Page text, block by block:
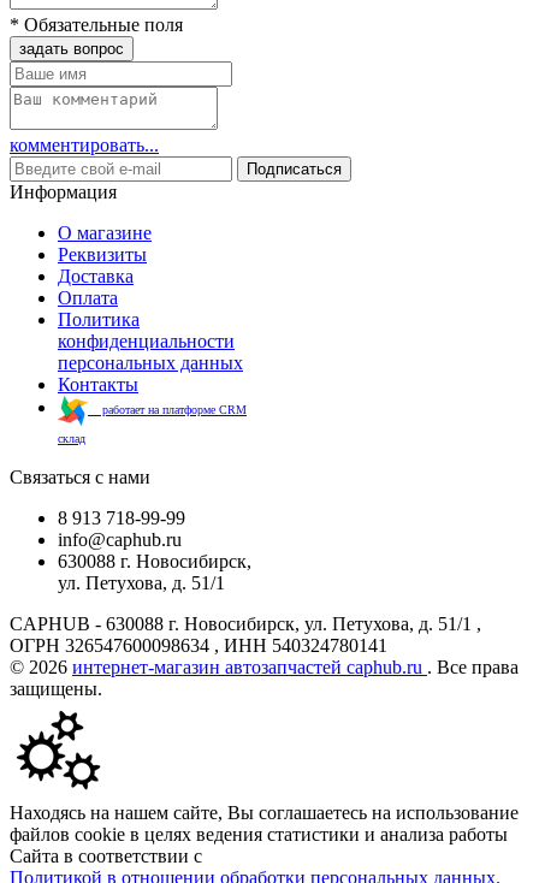
* Обязательные поля
задать вопрос
комментировать...
Подписаться
Информация
О магазине
Реквизиты
Доставка
Оплата
Политика
конфиденциальности
персональных данных
Контакты
работает на платформе CRM
склад
Связаться с нами
8 913 718-99-99
info@caphub.ru
630088 г. Новосибирск,
ул. Петухова, д. 51/1
CAPHUB - 630088 г. Новосибирск, ул. Петухова, д. 51/1 ,
ОГРН 326547600098634 , ИНН 540324780141
© 2026 интернет-магазин автозапчастей caphub.ru . Все права
защищены.
Находясь на нашем сайте, Вы соглашаетесь на использование
файлов cookie в целях ведения статистики и анализа работы
Сайта в соответствии с
Политикой в отношении обработки персональных данных.